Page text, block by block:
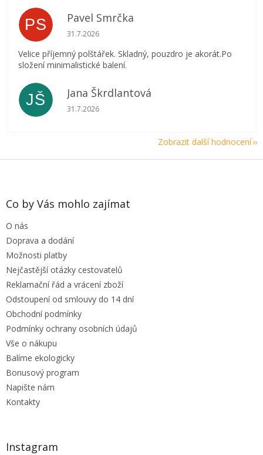
PS Pavel Smrčka
Hodnocení obchodu je 5 z 5 hvězdiček.
31.7.2026
Velice příjemný polštářek. Skladný, pouzdro je akorát.Po
složení minimalistické balení.
JŠ Jana Škrdlantová
Hodnocení obchodu je 5 z 5 hvězdiček.
31.7.2026
Zobrazit další hodnocení
Z
Co by Vás mohlo zajímat
O nás
Doprava a dodání
Možnosti platby
Nejčastější otázky cestovatelů
Reklamační řád a vrácení zboží
Odstoupení od smlouvy do 14 dní
Obchodní podmínky
Podmínky ochrany osobních údajů
Vše o nákupu
Balíme ekologicky
Bonusový program
Napište nám
Kontakty
Instagram